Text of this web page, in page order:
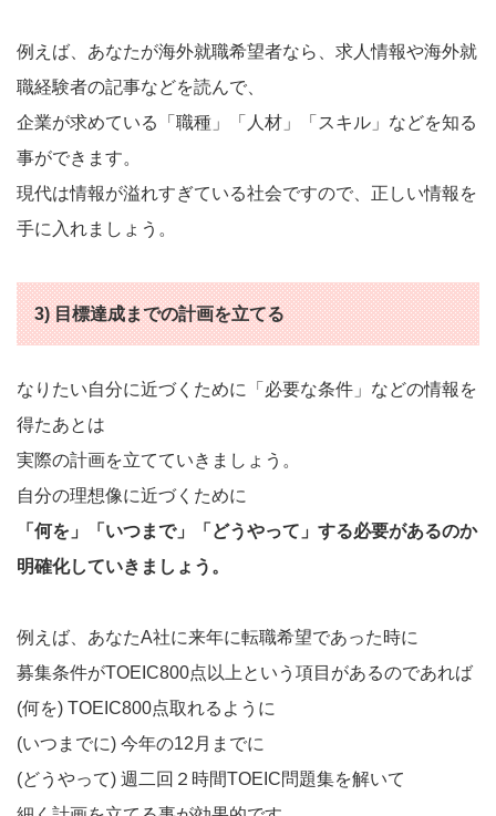
例えば、あなたが海外就職希望者なら、求人情報や海外就
職経験者の記事などを読んで、
企業が求めている「職種」「人材」「スキル」などを知る
事ができます。
現代は情報が溢れすぎている社会ですので、正しい情報を
手に入れましょう。
3) 目標達成までの計画を立てる
なりたい自分に近づくために「必要な条件」などの情報を
得たあとは
実際の計画を立てていきましょう。
自分の理想像に近づくために
「何を」「いつまで」「どうやって」する必要があるのか
明確化していきましょう。
例えば、あなたA社に来年に転職希望であった時に
募集条件がTOEIC800点以上という項目があるのであれば
(何を) TOEIC800点取れるように
(いつまでに) 今年の12月までに
(どうやって) 週二回２時間TOEIC問題集を解いて